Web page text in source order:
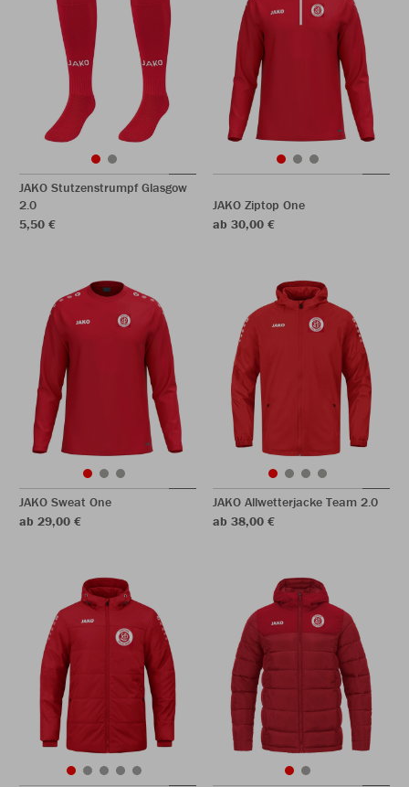
JAKO Stutzenstrumpf Glasgow
2.0
5,50 €
JAKO Ziptop One
ab 30,00 €
JAKO Sweat One
ab 29,00 €
JAKO Allwetterjacke Team 2.0
ab 38,00 €